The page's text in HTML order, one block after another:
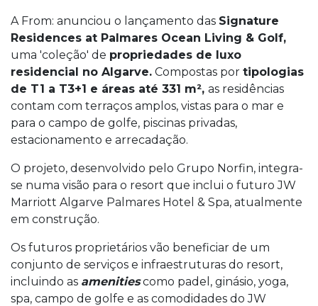
A From: anunciou o lançamento das Signature
Residences at Palmares Ocean Living & Golf,
uma 'coleção' de propriedades de luxo
residencial no Algarve. Compostas por tipologias
de T1 a T3+1 e áreas até 331 m², as residências
contam com terraços amplos, vistas para o mar e
para o campo de golfe, piscinas privadas,
estacionamento e arrecadação.
O projeto, desenvolvido pelo Grupo Norfin, integra-
se numa visão para o resort que inclui o futuro JW
Marriott Algarve Palmares Hotel & Spa, atualmente
em construção.
Os futuros proprietários vão beneficiar de um
conjunto de serviços e infraestruturas do resort,
incluindo as amenitiescomo padel, ginásio, yoga,
spa, campo de golfe e as comodidades do JW